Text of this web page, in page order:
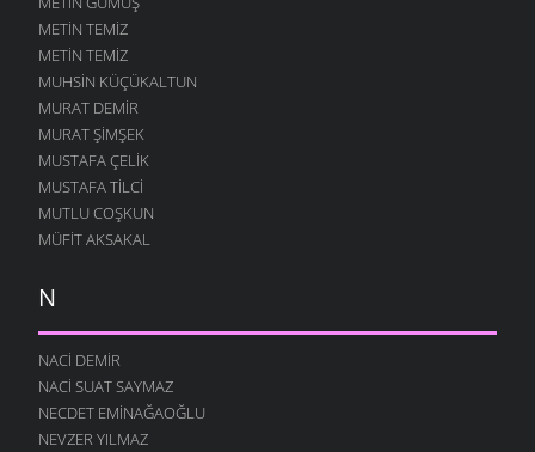
METIN TEMIZ
METIN TEMIZ
MUHSIN KÜÇÜKALTUN
MURAT DEMIR
MURAT ŞIMŞEK
MUSTAFA ÇELIK
MUSTAFA TILCI
MUTLU COŞKUN
MÜFIT AKSAKAL
N
NACI DEMIR
NACI SUAT SAYMAZ
NECDET EMINAĞAOĞLU
NEVZER YILMAZ